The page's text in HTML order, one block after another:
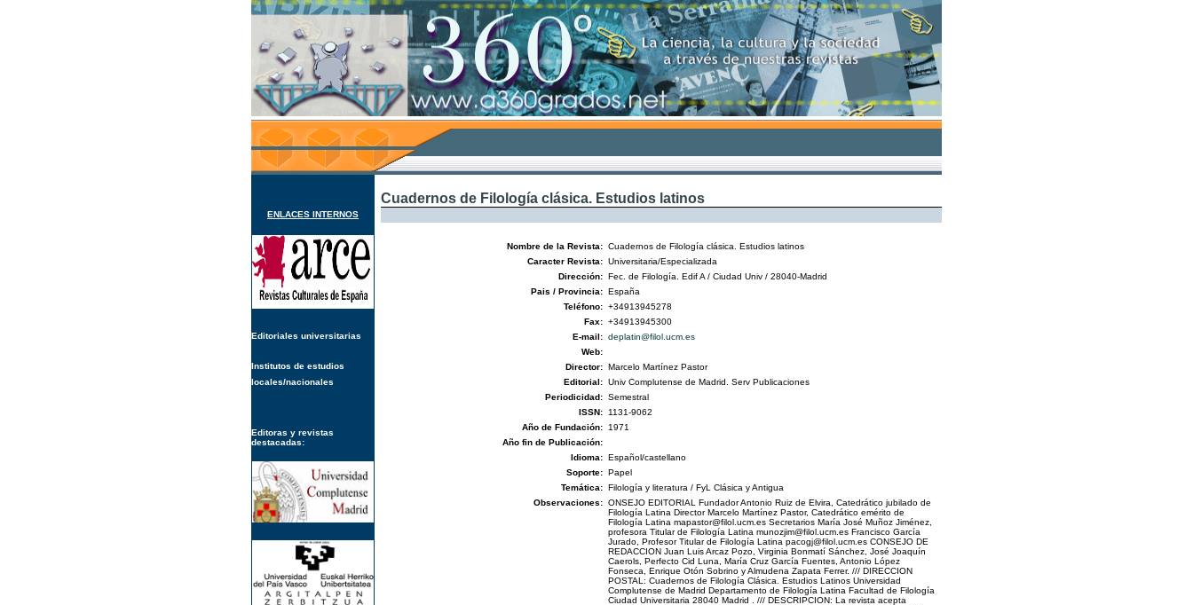
ENLACES INTERNOS
Editoriales universitarias
Institutos de estudios
locales/nacionales
Editoras y revistas
destacadas:
Cuadernos de Filología clásica. Estudios latinos
Nombre de la Revista: Cuadernos de Filología clásica. Estudios latinos
Caracter Revista: Universitaria/Especializada
Dirección: Fec. de Filología. Edif A / Ciudad Univ / 28040-Madrid
Pais / Provincia: España
Teléfono: +34913945278
Fax: +34913945300
E-mail: deplatin@filol.ucm.es
Web:
Director: Marcelo Martínez Pastor
Editorial: Univ Complutense de Madrid. Serv Publicaciones
Periodicidad: Semestral
ISSN:
1131-9062
Año de Fundación:
1971
Año fin de Publicación:
Idioma: Español/castellano
Soporte: Papel
Temática: Filología y literatura / FyL Clásica y Antigua
Observaciones: ONSEJO EDITORIAL Fundador Antonio Ruiz de Elvira, Catedrático jubilado de
Filología Latina Director Marcelo Martínez Pastor, Catedrático emérito de
Filología Latina mapastor@filol.ucm.es Secretarios María José Muñoz Jiménez,
profesora Titular de Filología Latina munozjim@filol.ucm.es Francisco García
Jurado, Profesor Titular de Filología Latina pacogj@filol.ucm.es CONSEJO DE
REDACCION Juan Luis Arcaz Pozo, Virginia Bonmatí Sánchez, José Joaquín
Caerols, Perfecto Cid Luna, María Cruz García Fuentes, Antonio López
Fonseca, Enrique Otón Sobrino y Almudena Zapata Ferrer. /// DIRECCION
POSTAL: Cuadernos de Filología Clásica. Estudios Latinos Universidad
Complutense de Madrid Departamento de Filología Latina Facultad de Filología
Ciudad Universitaria 28040 Madrid . /// DESCRIPCION: La revista acepta